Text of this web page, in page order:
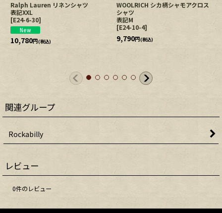
Ralph Lauren リネンシャツ
表記XXL
[E24-6-30]
10,780円(税込)
WOOLRICH シカ柄シャモアクロス
シャツ
表記M
[E24-10-4]
9,790円(税込)
関連グループ
Rockabilly
レビュー
0件のレビュー